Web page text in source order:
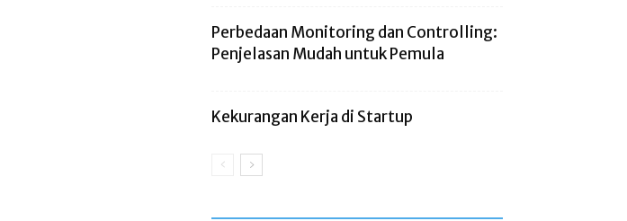
Perbedaan Monitoring dan Controlling:
Penjelasan Mudah untuk Pemula
Kekurangan Kerja di Startup